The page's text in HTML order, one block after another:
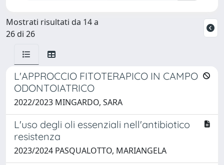
Mostrati risultati da 14 a
26 di 26
L'APPROCCIO FITOTERAPICO IN CAMPO
ODONTOIATRICO
2022/2023 MINGARDO, SARA
L'uso degli oli essenziali nell'antibiotico
resistenza
2023/2024 PASQUALOTTO, MARIANGELA